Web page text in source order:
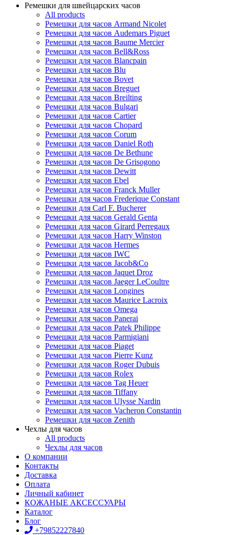
Ремешки для швейцарских часов
All products
Ремешки для часов Armand Nicolet
Ремешки для часов Audemars Piguet
Ремешки для часов Baume Mercier
Ремешки для часов Bell&Ross
Ремешки для часов Blancpain
Ремешки для часов Blu
Ремешки для часов Bovet
Ремешки для часов Breguet
Ремешки для часов Breilting
Ремешки для часов Bulgari
Ремешки для часов Cartier
Ремешки для часов Chopard
Ремешки для часов Corum
Ремешки для часов Daniel Roth
Ремешки для часов De Bethune
Ремешки для часов De Grisogono
Ремешки для часов Dewitt
Ремешки для часов Ebel
Ремешки для часов Franck Muller
Ремешки для часов Frederique Constant
Ремешки для Carl F. Bucherer
Ремешки для часов Gerald Genta
Ремешки для часов Girard Perregaux
Ремешки для часов Harry Winston
Ремешки для часов Hermes
Ремешки для часов IWC
Ремешки для часов Jacob&Co
Ремешки для часов Jaquet Droz
Ремешки для часов Jaeger LeCoultre
Ремешки для часов Longines
Ремешки для часов Maurice Lacroix
Ремешки для часов Omega
Ремешки для часов Panerai
Ремешки для часов Patek Philippe
Ремешки для часов Parmigiani
Ремешки для часов Piaget
Ремешки для часов Pierre Kunz
Ремешки для часов Roger Dubuis
Ремешки для часов Rolex
Ремешки для часов Tag Heuer
Ремешки для часов Tiffany
Ремешки для часов Ulysse Nardin
Ремешки для часов Vacheron Constantin
Ремешки для часов Zenith
Чехлы для часов
All products
Чехлы для часов
О компании
Контакты
Доставка
Оплата
Личный кабинет
КОЖАНЫЕ АКСЕССУАРЫ
Каталог
Блог
+79852227840